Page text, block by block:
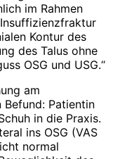
im Rahmen
Kontur des
des Talus ohne
OSG und USG.“
am
Patientin
in die Praxis.
ins OSG (VAS
normal